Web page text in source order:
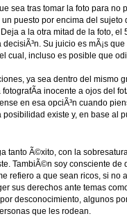
sea tras tomar la foto para no
puesto por encima del sujeto
a la otra mitad de la foto, el
Su juicio es mÃ¡s
cual, incluso es posible que
ya sea dentro del mismo
inocente a ojos del
en esa opciÃ³n cuando
existe y, en base al
tanto Ã©xito, con la
TambiÃ©n soy consciente de
refiero a que sean ricos, si no
sus derechos ante temas
desconocimiento, algunos
que les rodean.